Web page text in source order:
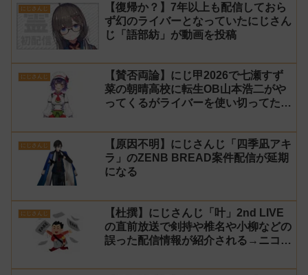
にじさんじ
【復帰か？】7年以上も配信しておら
ず幻のライバーとなっていたにじさん
じ「語部紡」が動画を投稿
にじさんじ
【賛否両論】にじ甲2026で七瀬すず
菜の朝晴高校に転生OB山本浩二がや
ってくるがライバーを使い切ってたの
イバーの転生が可能に
にじさんじ
【原因不明】にじさんじ「四季凪アキ
ラ」のZENB BREAD案件配信が延期
になる
にじさんじ
【杜撰】にじさんじ「叶」2nd LIVE
の直前放送で剣持や椎名や小柳などの
誤った配信情報が紹介される→ニコニ
【生成AI?】